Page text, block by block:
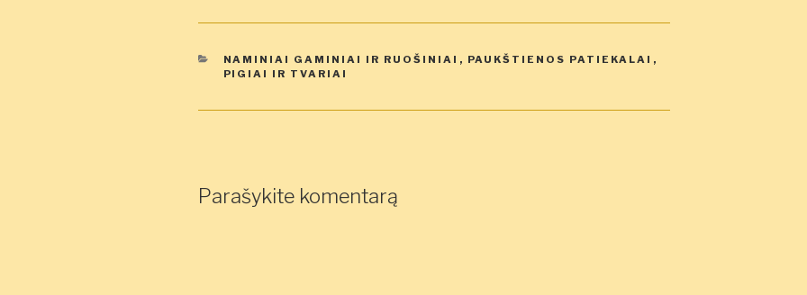
KATEGORIJOS
NAMINIAI GAMINIAI IR RUOŠINIAI , PAUKŠTIENOS PATIEKALAI ,
PIGIAI IR TVARIAI
Parašykite komentarą